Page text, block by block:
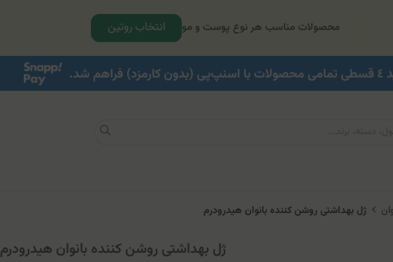
محصولات مناسب هر نوع پوست و مو انتخاب روتین
ژل بهداشتی روشن کننده بانوان هیدرودرم
ژل بهداشتی روشن کننده بانوان هیدرودرم